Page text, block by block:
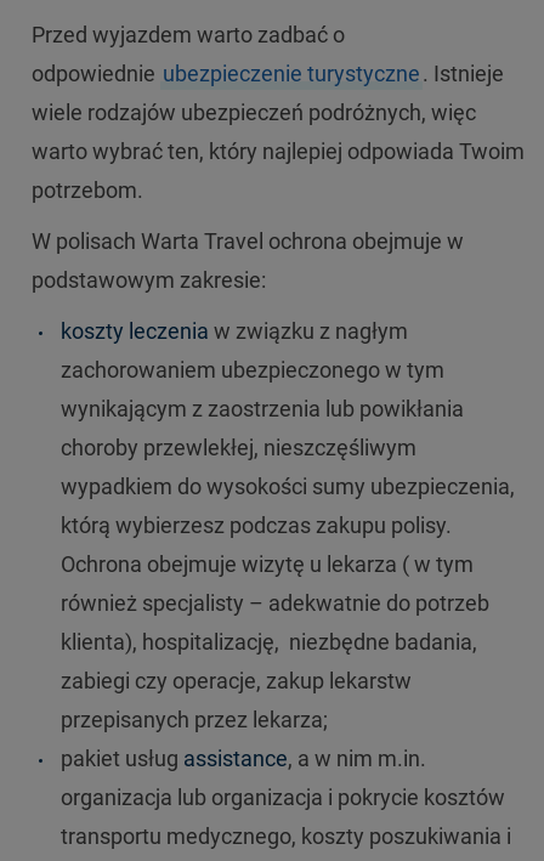
Przed wyjazdem warto zadbać o
odpowiednie ubezpieczenie turystyczne. Istnieje
wiele rodzajów ubezpieczeń podróżnych, więc
warto wybrać ten, który najlepiej odpowiada Twoim
potrzebom.
W polisach Warta Travel ochrona obejmuje w
podstawowym zakresie:
koszty leczenia w związku z nagłym
zachorowaniem ubezpieczonego w tym
wynikającym z zaostrzenia lub powikłania
choroby przewlekłej, nieszczęśliwym
wypadkiem do wysokości sumy ubezpieczenia,
którą wybierzesz podczas zakupu polisy.
Ochrona obejmuje wizytę u lekarza ( w tym
również specjalisty – adekwatnie do potrzeb
klienta), hospitalizację, niezbędne badania,
zabiegi czy operacje, zakup lekarstw
przepisanych przez lekarza;
pakiet usług assistance, a w nim m.in.
organizacja lub organizacja i pokrycie kosztów
transportu medycznego, koszty poszukiwania i